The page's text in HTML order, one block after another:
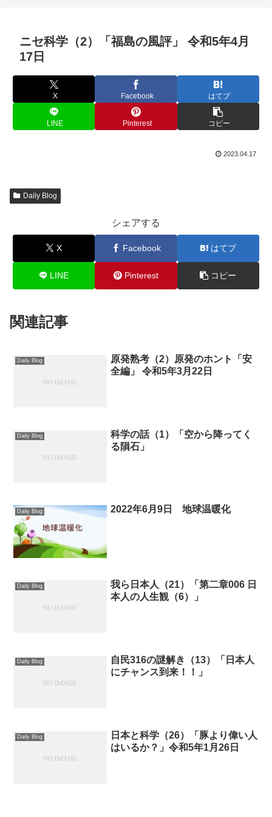
ニセ科学（2）「福島の風評」 令和5年4月
17日
X Facebook はてブ
LINE Pinterest コピー
2023.04.17
Daily Blog
シェアする
X Facebook はてブ
LINE Pinterest コピー
関連記事
Daily Blog
原発熟考（2）原発のホント「安
全編」 令和5年3月22日
Daily Blog
科学の話（1）「空から降ってく
る隕石」
Daily Blog 2022年6月9日 地球温暖化
Daily Blog
我ら日本人（21）「第二章006 日
本人の人生観（6）」
Daily Blog
自民316の謎解き（13）「日本人
にチャンス到来！！」
Daily Blog
日本と科学（26）「豚より偉い人
はいるか？」令和5年1月26日